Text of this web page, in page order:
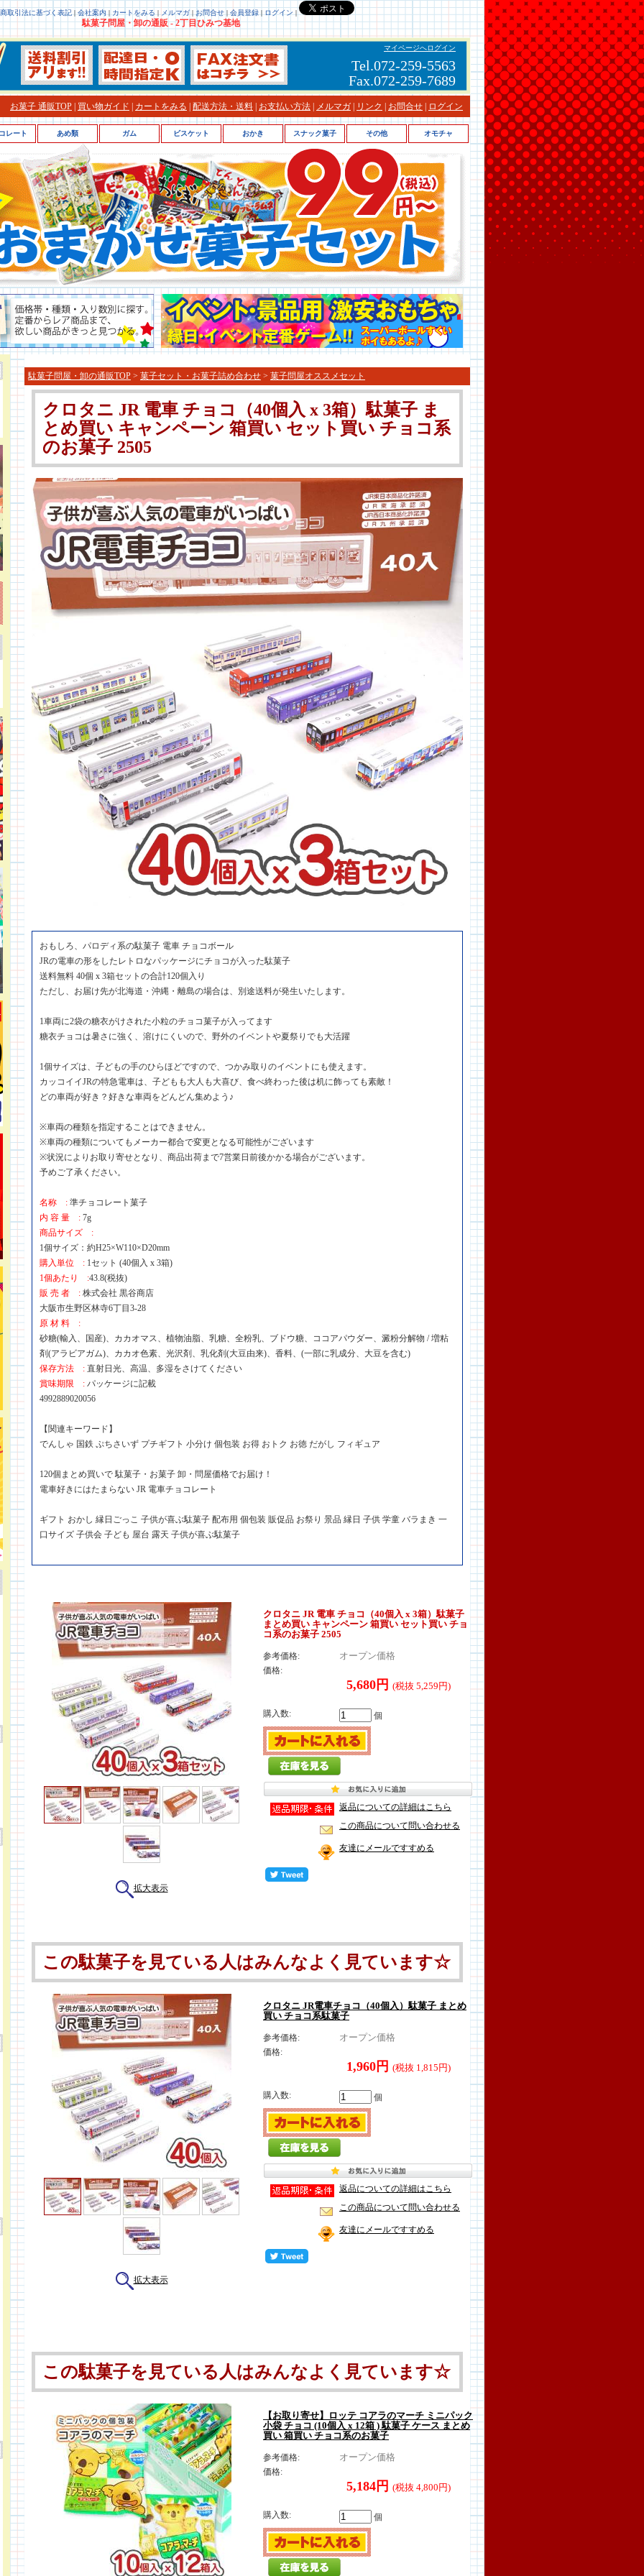
取引法に基づく表記 | 会社案内 | カートをみる | メルマガ| お問合せ| 会員登録| ログイン |
駄菓子問屋・卸の通販 - 2丁目ひみつ基地
マイページへログイン
Tel.072-259-5563
Fax.072-259-7689
お菓子 通販TOP 買い物ガイド カートをみる 配送方法・送料 お支払い方法 メルマガ リンク お問合せ ログイン
駄菓子問屋・卸の通販TOP > 菓子セット・お菓子詰め合わせ > 菓子問屋オススメセット
クロタニ JR 電車 チョコ（40個入 x 3箱）駄菓子 ま
とめ買い キャンペーン 箱買い セット買い チョコ系
のお菓子 2505
おもしろ、パロディ系の駄菓子 電車 チョコボール
JRの電車の形をしたレトロなパッケージにチョコが入った駄菓子
送料無料 40個 x 3箱セットの合計120個入り
ただし、お届け先が北海道・沖縄・離島の場合は、別途送料が発生いたします。
1車両に2袋の糖衣がけされた小粒のチョコ菓子が入ってます
糖衣チョコは暑さに強く、溶けにくいので、野外のイベントや夏祭りでも大活躍
1個サイズは、子どもの手のひらほどですので、つかみ取りのイベントにも使えます。
カッコイイJRの特急電車は、子どもも大人も大喜び、食べ終わった後は机に飾っても素敵！
どの車両が好き？好きな車両をどんどん集めよう♪
※車両の種類を指定することはできません。
※車両の種類についてもメーカー都合で変更となる可能性がございます
※状況によりお取り寄せとなり、商品出荷まで7営業日前後かかる場合がございます。
予めご了承ください。
名称 : 準チョコレート菓子
内 容 量 : 7g
商品サイズ :
1個サイズ：約H25×W110×D20mm
購入単位 : 1セット (40個入 x 3箱)
1個あたり :43.8(税抜)
販 売 者 : 株式会社 黒谷商店
大阪市生野区林寺6丁目3-28
原 材 料 :
砂糖(輸入、国産)、カカオマス、植物油脂、乳糖、全粉乳、ブドウ糖、ココアパウダー、澱粉分解物 / 増粘
剤(アラビアガム)、カカオ色素、光沢剤、乳化剤(大豆由来)、香料、(一部に乳成分、大豆を含む)
保存方法 : 直射日光、高温、多湿をさけてください
賞味期限 : パッケージに記載
4992889020056
【関連キーワード】
でんしゃ 国鉄 ぷちさいず プチギフト 小分け 個包装 お得 おトク お徳 だがし フィギュア
120個まとめ買いで 駄菓子・お菓子 卸・問屋価格でお届け！
電車好きにはたまらない JR 電車チョコレート
ギフト おかし 縁日ごっこ 子供が喜ぶ駄菓子 配布用 個包装 販促品 お祭り 景品 縁日 子供 学童 バラまき 一
口サイズ 子供会 子ども 屋台 露天 子供が喜ぶ駄菓子
拡大表示
クロタニ JR 電車 チョコ（40個入 x 3箱）駄菓子
まとめ買い キャンペーン 箱買い セット買い チョ
コ系のお菓子 2505
参考価格: オープン価格
価格:
5,680円 (税抜 5,259円)
購入数: 個
返品についての詳細はこちら
この商品について問い合わせる
友達にメールですすめる
この駄菓子を見ている人はみんなよく見ています☆
拡大表示
クロタニ JR電車チョコ（40個入）駄菓子 まとめ
買い チョコ系駄菓子
参考価格: オープン価格
価格:
1,960円 (税抜 1,815円)
購入数: 個
返品についての詳細はこちら
この商品について問い合わせる
友達にメールですすめる
この駄菓子を見ている人はみんなよく見ています☆
【お取り寄せ】ロッテ コアラのマーチ ミニパック
小袋 チョコ (10個入 x 12箱 ) 駄菓子 ケース まとめ
買い 箱買い チョコ系のお菓子
参考価格: オープン価格
価格:
5,184円 (税抜 4,800円)
購入数: 個